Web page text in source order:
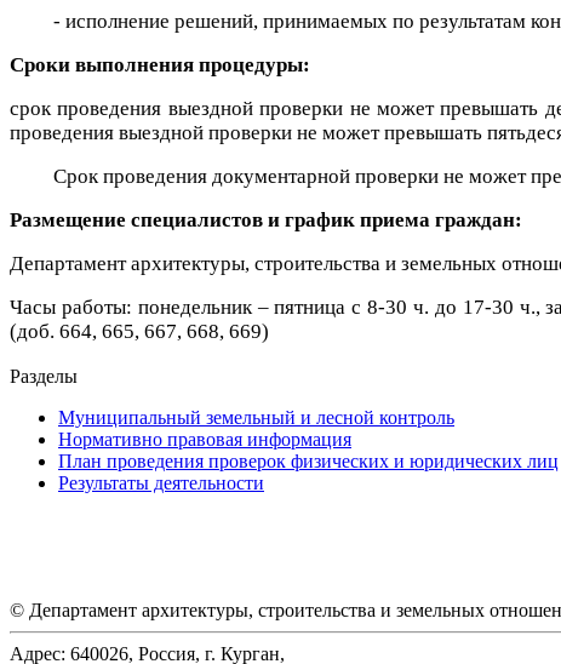
- исполнение решений, принимаемых по результатам
Сроки выполнения процедуры:
срок проведения выездной проверки не может превышать
проведения выездной проверки не может превышать
Срок проведения документарной проверки не может
Размещение специалистов и график приема граждан:
Департамент архитектуры, строительства и земельных
Часы работы: понедельник – пятница с 8-30 ч. до 17-30
(доб. 664, 665, 667, 668, 669)
Разделы
Муниципальный земельный и лесной контроль
Нормативно правовая информация
План проведения проверок физических и юридических лиц
Результаты деятельности
© Департамент архитектуры, строительства и земельных
Адрес: 640026, Россия, г. Курган,